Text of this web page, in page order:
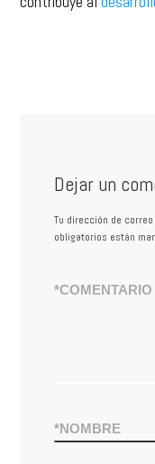
Dejar un
Tu dirección de
obligatorios están
COMENTARIO
*
NOMBRE
*